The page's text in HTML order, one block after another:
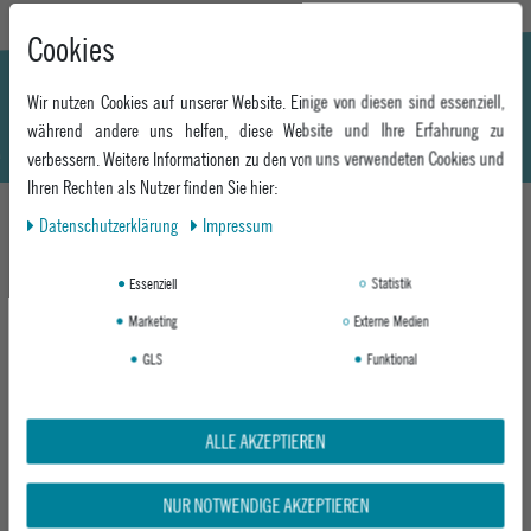
DAS KÖNNTE DIR AUCH GEFALLEN
Cookies
Wir nutzen Cookies auf unserer Website. Einige von diesen sind essenziell,
während andere uns helfen, diese Website und Ihre Erfahrung zu
verbessern. Weitere Informationen zu den von uns verwendeten Cookies und
Ihren Rechten als Nutzer finden Sie hier:
Daten­schutz­erklärung
Impressum
Essenziell
Statistik
Marketing
Externe Medien
GLS
Funktional
ALLE AKZEPTIEREN
NUR NOTWENDIGE AKZEPTIEREN